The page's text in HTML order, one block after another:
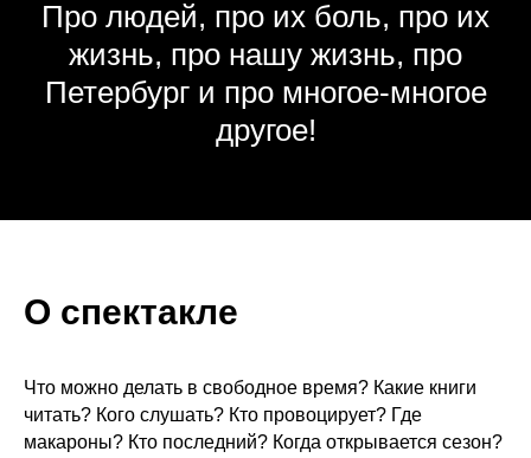
Про людей, про их боль, про их
жизнь, про нашу жизнь, про
Петербург и про многое-многое
другое!
О спектакле
Что можно делать в свободное время? Какие книги
читать? Кого слушать? Кто провоцирует? Где
макароны? Кто последний? Когда открывается сезон?